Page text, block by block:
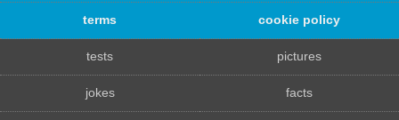
terms cookie policy
tests pictures
jokes facts